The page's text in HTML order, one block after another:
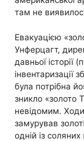
там не
Евакуацією
Унферцагт,
давньої історії
інвентаризації
була потрібна
зникло «золото
невідомим.
замурував
одній із